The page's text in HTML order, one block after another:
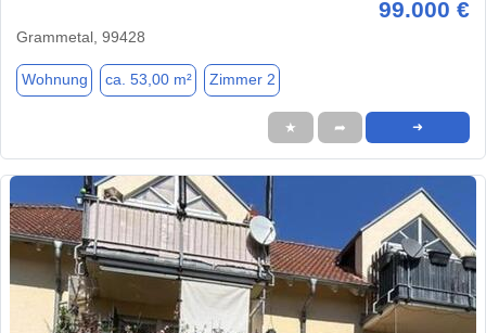
99.000 €
Grammetal, 99428
Wohnung ca. 53,00 m² Zimmer 2
★ ➦ ➜